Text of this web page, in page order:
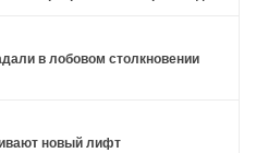
в лобовом столкновении
новый лифт